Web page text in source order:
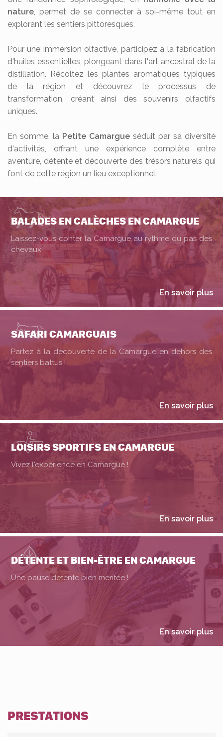
nature, permet de se connecter à soi-même tout en
explorant les sentiers pittoresques.
Pour une immersion olfactive, participez à la fabrication
d'huiles essentielles, plongeant dans l'art ancestral de la
distillation. Récoltez les plantes aromatiques typiques
de la région et découvrez le processus de
transformation, créant ainsi des souvenirs olfactifs
uniques.
En somme, la Petite Camargue séduit par sa diversité
d'activités, offrant une expérience complète entre
aventure, détente et découverte des trésors naturels qui
font de cette région un lieu exceptionnel.
BALADES EN CALÈCHES EN CAMARGUE
Laissez-vous conter la Camargue au rythme du pas des
chevaux
En savoir plus
SAFARI CAMARGUAIS
Partez à la découverte de la Camargue en dehors des
sentiers battus !
En savoir plus
LOISIRS SPORTIFS EN CAMARGUE
Vivez l'expérience en Camargue !
En savoir plus
DÉTENTE ET BIEN-ÊTRE EN CAMARGUE
Une pause détente bien méritée !
En savoir plus
PRESTATIONS